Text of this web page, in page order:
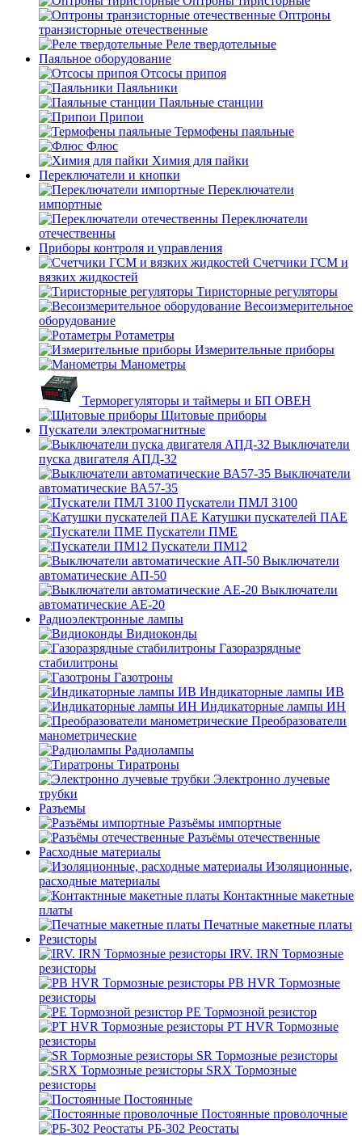
Оптроны
транзисторные отечественные
Реле твердотельные
Паяльное оборудование
Отсосы припоя
Паяльники
Паяльные станции
Припои
Термофены паяльные
Флюс
Химия для пайки
Переключатели и кнопки
Переключатели
импортные
Переключатели
отечественны
Приборы контроля и управления
Счетчики ГСМ и
вязких жидкостей
Тиристорные регуляторы
Весоизмерительное
оборудование
Ротаметры
Измерительные приборы
Манометры
Терморегуляторы и таймеры и БП ОВЕН
Щитовые приборы
Пускатели электромагнитные
Выключатели
пуска двигателя АПД-32
Выключатели
автоматические ВА57-35
Пускатели ПМЛ 3100
Катушки пускателей ПАЕ
Пускатели ПМЕ
Пускатели ПМ12
Выключатели
автоматические АП-50
Выключатели
автоматические АЕ-20
Радиоэлектронные лампы
Видиоконды
Газоразрядные
стабилитроны
Газотроны
Индикаторные лампы ИВ
Индикаторные лампы ИН
Преобразователи
манометрические
Радиолампы
Тиратроны
Электронно лучевые
трубки
Разъемы
Разъёмы импортные
Разъёмы отечественные
Расходные материалы
Изоляционные,
расходные материалы
Контактнные макетные
платы
Печатные макетные платы
Резисторы
IRV. IRN Тормозные
резисторы
PB HVR Тормозные
резисторы
PE Тормозной резистор
PT HVR Тормозные
резисторы
SR Тормозные резисторы
SRX Тормозные
резисторы
Постоянные
Постоянные проволочные
РБ-302 Реостаты